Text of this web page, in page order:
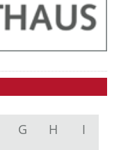
G H
I